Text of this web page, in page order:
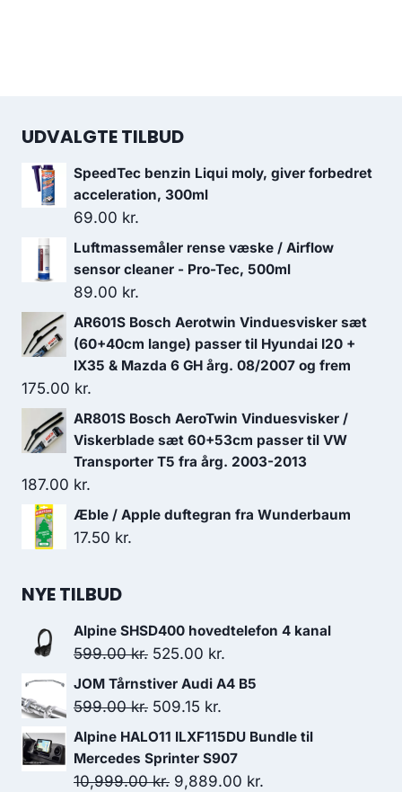
UDVALGTE TILBUD
SpeedTec benzin Liqui moly, giver forbedret
acceleration, 300ml
69.00 kr.
Luftmassemåler rense væske / Airflow
sensor cleaner - Pro-Tec, 500ml
89.00 kr.
AR601S Bosch Aerotwin Vinduesvisker sæt
(60+40cm lange) passer til Hyundai I20 +
IX35 & Mazda 6 GH årg. 08/2007 og frem
175.00 kr.
AR801S Bosch AeroTwin Vinduesvisker /
Viskerblade sæt 60+53cm passer til VW
Transporter T5 fra årg. 2003-2013
187.00 kr.
Æble / Apple duftegran fra Wunderbaum
17.50 kr.
NYE TILBUD
Alpine SHSD400 hovedtelefon 4 kanal
599.00kr. Den
oprindelige
pris
599.00 kr..
525.00 kr.
aktuelle
525.00 kr..
JOM Tårnstiver Audi A4 B5
599.00kr. Den
oprindelige
pris
var:
509.15 kr.
aktuelle
pris
er:
Alpine HALO11 ILXF115DU Bundle til
Mercedes Sprinter S907
10,999.00kr. Den
9,889.00 kr.